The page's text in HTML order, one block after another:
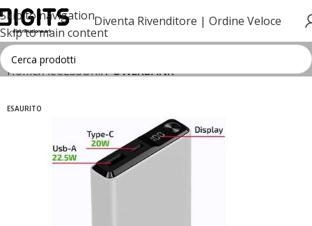
Skip to navigation
Skip to main content
Diventa Rivenditore | Ordine Veloce
Home ACCESSORI POWERBANK
ESAURITO